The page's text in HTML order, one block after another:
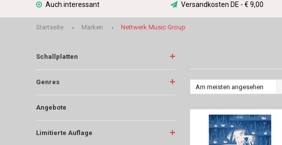
Auch interessant Versandkosten DE - € 9,00
Startseite Marken Nettwerk Music Group
Schallplatten
Genres
Angebote
Limitierte Auflage
Am meisten angesehen